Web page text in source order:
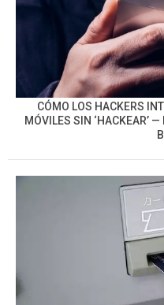
CÓMO LOS HACKERS
MÓVILES SIN ‘HACKEAR’